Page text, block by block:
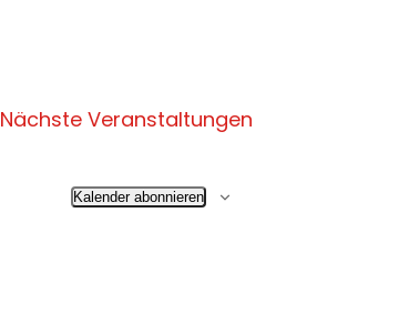
Nächste Veranstaltungen
Kalender abonnieren